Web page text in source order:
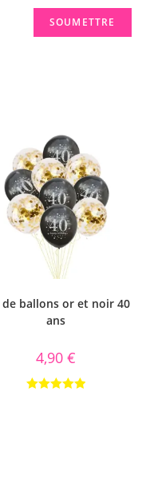
ballons or et noir 40
ans
4,90 €